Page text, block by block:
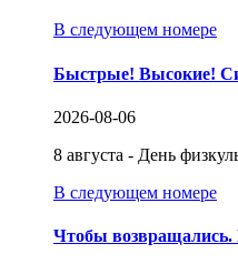
В следующем номере
Быстрые! Высокие!
2026-08-06
8 августа - День
В следующем номере
Чтобы возвращались.